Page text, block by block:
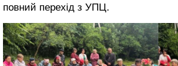
повний перехід з УПЦ.